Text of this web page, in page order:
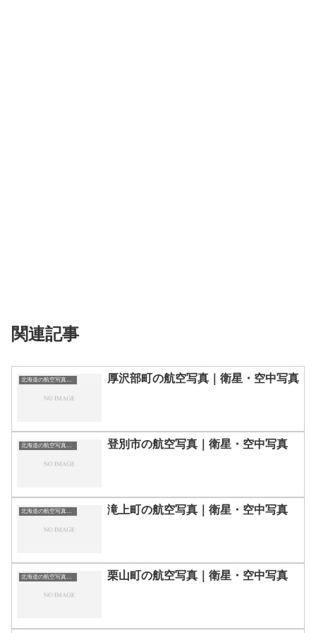
関連記事
北海道の航空写真・空中写真 厚沢部町の航空写真｜衛星・空中写真
北海道の航空写真・空中写真 登別市の航空写真｜衛星・空中写真
北海道の航空写真・空中写真 滝上町の航空写真｜衛星・空中写真
北海道の航空写真・空中写真 栗山町の航空写真｜衛星・空中写真